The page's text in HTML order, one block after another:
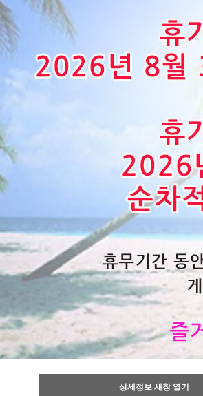
상세정보 새창 열기